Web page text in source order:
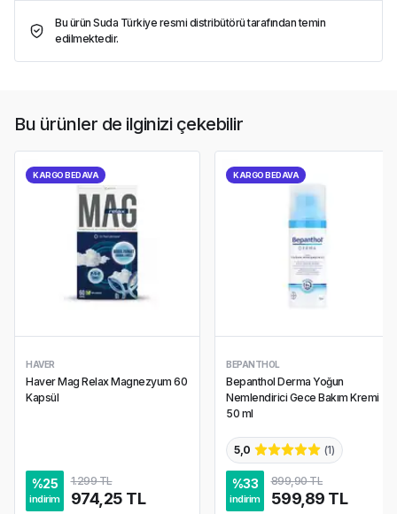
Bu ürün Suda Türkiye resmi distribütörü tarafından temin
edilmektedir.
Bu ürünler de ilginizi çekebilir
KARGO BEDAVA
HAVER
Haver Mag Relax Magnezyum 60
Kapsül
%25
indirim
1.299 TL
974,25 TL
KARGO BEDAVA
BEPANTHOL
Bepanthol Derma Yoğun
Nemlendirici Gece Bakım Kremi
50 ml
5,0 (1)
%33
indirim
899,90 TL
599,89 TL